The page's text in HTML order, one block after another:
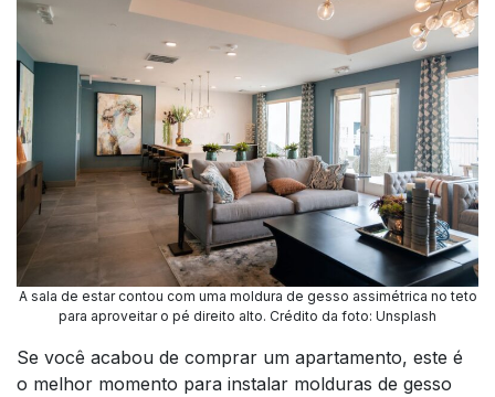
A sala de estar contou com uma moldura de gesso assimétrica no teto
para aproveitar o pé direito alto. Crédito da foto: Unsplash
Se você acabou de comprar um apartamento, este é
o melhor momento para instalar molduras de gesso